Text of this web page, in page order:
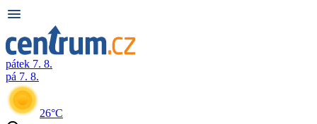
pátek 7. 8.
pá 7. 8.
26°C